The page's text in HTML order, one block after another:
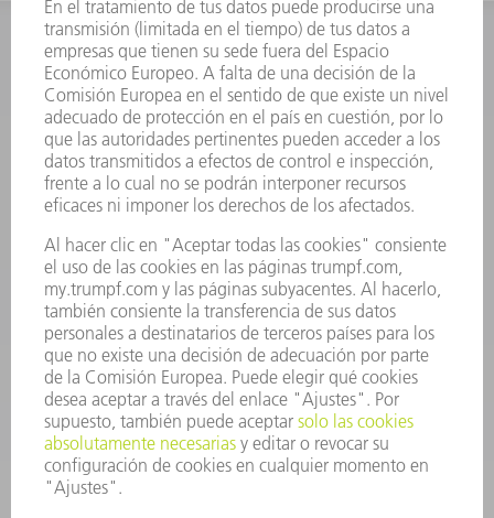
INFORMACIÓN
Preguntas más frecuentes
Condiciones generales de venta
CONTACTO
Departamento de Repuestos
+34 91 657 36 70
Viernes de 8h – 17h
repuestos@es.trumpf.com
CONTACTO
Departamento de Utillaje
+34 91 657 36 69
Lunes a Jueves de 8h – 18h
Viernes de 8h – 17h
utillaje@trumpf.com